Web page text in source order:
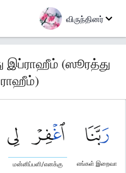
விருந்தினர்
இப்ராஹீம் (ஸூரத்து
எங்கள் இறைவா
மன்னிப்பளி/எனக்கு